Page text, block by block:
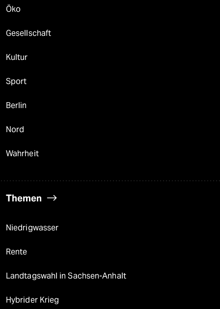
Öko
Gesellschaft
Kultur
Sport
Berlin
Nord
Wahrheit
Themen
Niedrigwasser
Rente
Landtagswahl in Sachsen-Anhalt
Hybrider Krieg